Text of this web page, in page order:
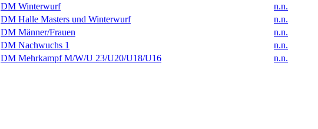
DM Winterwurf
n.n.
DM Halle Masters und Winterwurf
n.n.
DM Männer/Frauen
n.n.
DM Nachwuchs 1
n.n.
DM Mehrkampf M/W/U 23/U20/U18/U16 n.n.